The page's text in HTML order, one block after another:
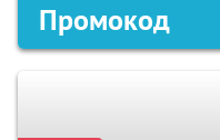
Промокод